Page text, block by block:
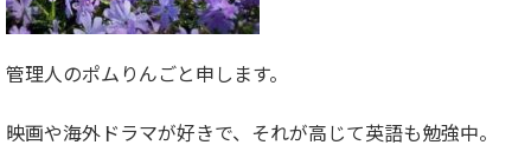
管理人のポムりんごと申します。
映画や海外ドラマが好きで、それが高じて英語も勉強中。